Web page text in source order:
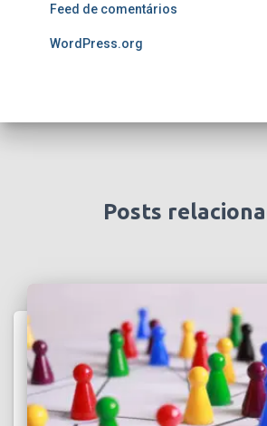
Feed de comentários
WordPress.org
Posts